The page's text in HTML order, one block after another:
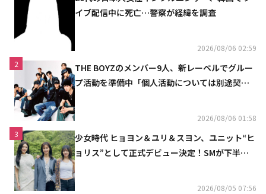
イブ配信中に死亡…警察が経緯を調査
2026/08/06 02:59
2
THE BOYZのメンバー9人、新レーベルでグルー
プ活動を準備中「個人活動については別途契約
2026/08/06 01:58
3
少女時代 ヒョヨン＆ユリ＆スヨン、ユニット“ヒ
ョリス”として正式デビュー決定！SMが下半期
2026/08/05 07:56